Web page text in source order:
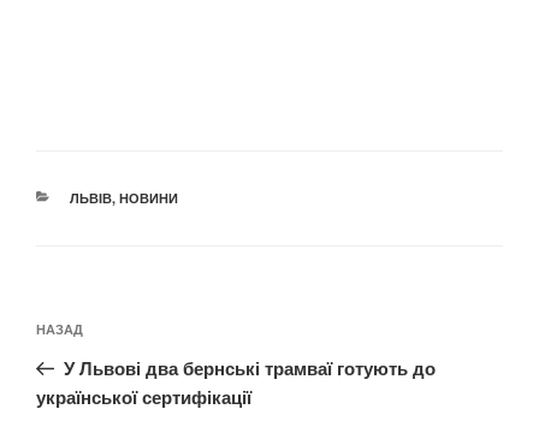
КАТЕГОРІЇ
ЛЬВІВ, НОВИНИ
записів
Попередній
запис:
НАЗАД
У Львові два бернські трамваї готують до
української сертифікації